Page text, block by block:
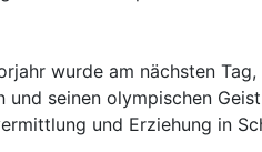
wurde am nächsten
und seinen olympischen
und Erziehung in